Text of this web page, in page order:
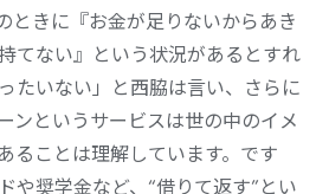
ときに『お金が足りないからあき
てない』という状況があるとすれ
たいない」と西脇は言い、さらに
ンというサービスは世の中のイメ
ることは理解しています。です
や奨学金など、“借りて返す”とい